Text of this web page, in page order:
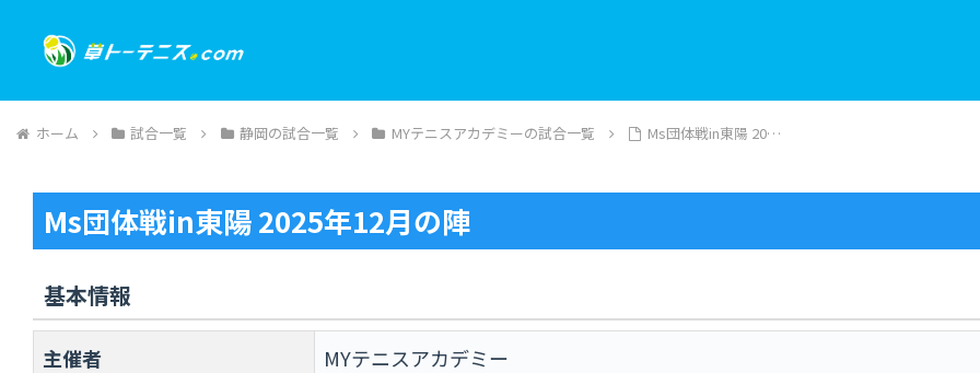
ホーム 試合一覧 静岡の試合一覧 MYテニスアカデミーの試合一覧 Ms団体戦in東陽 20…
Ms団体戦in東陽 2025年12月の陣
基本情報
主催者
MYテニスアカデミー